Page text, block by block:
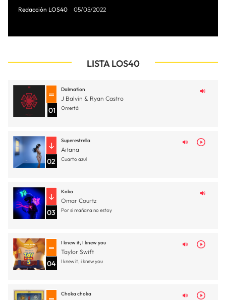
Redacción LOS40 05/05/2022
LISTA LOS40
01
Dalmation
J Balvin & Ryan Castro
Omertá
02
Superestrella
Aitana
Cuarto azul
03
Koko
Omar Courtz
Por si mañana no estoy
04
I knew it, I knew you
Taylor Swift
I knew it, i knew you
Choka choka